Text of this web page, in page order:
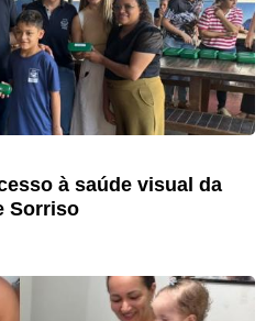
à saúde visual da
Sorriso